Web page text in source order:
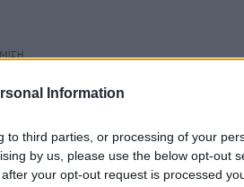
Information
to third parties, or processing of your
by us, please use the below opt-out
your opt-out request is processed